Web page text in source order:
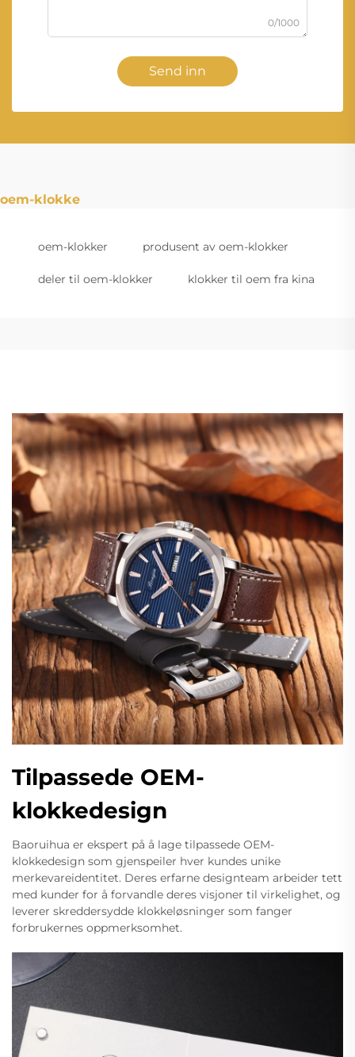
0/1000
Send inn
oem-klokke
oem-klokker produsent av oem-klokker
deler til oem-klokker klokker til oem fra kina
Tilpassede OEM-
klokkedesign
Baoruihua er ekspert på å lage tilpassede OEM-
klokkedesign som gjenspeiler hver kundes unike
merkevareidentitet. Deres erfarne designteam arbeider tett
med kunder for å forvandle deres visjoner til virkelighet, og
leverer skreddersydde klokkeløsninger som fanger
forbrukernes oppmerksomhet.